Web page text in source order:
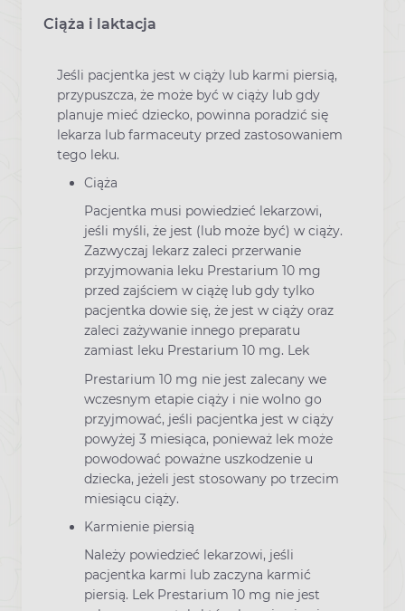
Ciąża i laktacja
Jeśli pacjentka jest w ciąży lub karmi piersią,
przypuszcza, że może być w ciąży lub gdy
planuje mieć dziecko, powinna poradzić się
lekarza lub farmaceuty przed zastosowaniem
tego leku.
Ciąża
Pacjentka musi powiedzieć lekarzowi,
jeśli myśli, że jest (lub może być) w ciąży.
Zazwyczaj lekarz zaleci przerwanie
przyjmowania leku Prestarium 10 mg
przed zajściem w ciążę lub gdy tylko
pacjentka dowie się, że jest w ciąży oraz
zaleci zażywanie innego preparatu
zamiast leku Prestarium 10 mg. Lek
Prestarium 10 mg nie jest zalecany we
wczesnym etapie ciąży i nie wolno go
przyjmować, jeśli pacjentka jest w ciąży
powyżej 3 miesiąca, ponieważ lek może
powodować poważne uszkodzenie u
dziecka, jeżeli jest stosowany po trzecim
miesiącu ciąży.
Karmienie piersią
Należy powiedzieć lekarzowi, jeśli
pacjentka karmi lub zaczyna karmić
piersią. Lek Prestarium 10 mg nie jest